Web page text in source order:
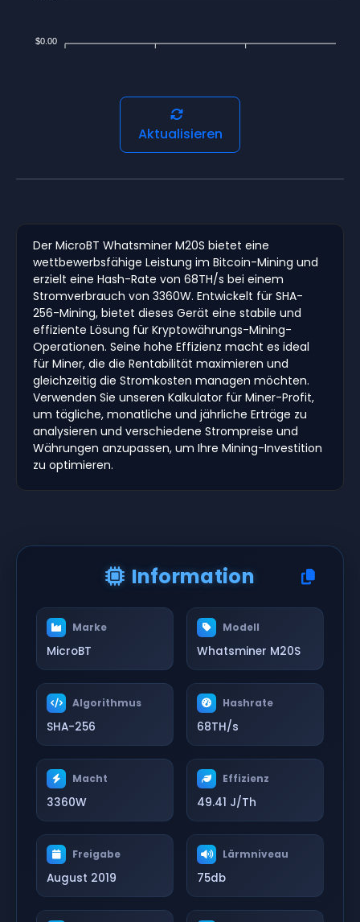
$0.00
Aktualisieren
Der MicroBT Whatsminer M20S bietet eine
wettbewerbsfähige Leistung im Bitcoin-Mining und
erzielt eine Hash-Rate von 68TH/s bei einem
Stromverbrauch von 3360W. Entwickelt für SHA-
256-Mining, bietet dieses Gerät eine stabile und
effiziente Lösung für Kryptowährungs-Mining-
Operationen. Seine hohe Effizienz macht es ideal
für Miner, die die Rentabilität maximieren und
gleichzeitig die Stromkosten managen möchten.
Verwenden Sie unseren Kalkulator für Miner-Profit,
um tägliche, monatliche und jährliche Erträge zu
analysieren und verschiedene Strompreise und
Währungen anzupassen, um Ihre Mining-Investition
zu optimieren.
Information
Marke
MicroBT
Modell
Whatsminer M20S
Algorithmus
SHA-256
Hashrate
68TH/s
Macht
3360W
Effizienz
49.41 J/Th
Freigabe
August 2019
Lärmniveau
75db